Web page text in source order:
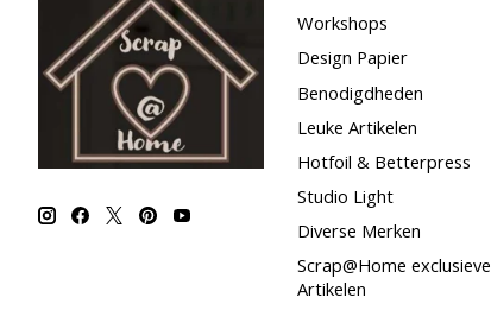
Workshops
Design Papier
Benodigdheden
Leuke Artikelen
Hotfoil & Betterpress
Studio Light
Diverse Merken
Scrap@Home exclusieve
Artikelen